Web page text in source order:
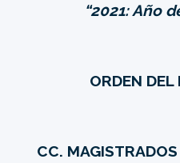
“2021: Año
ORDEN
CC.